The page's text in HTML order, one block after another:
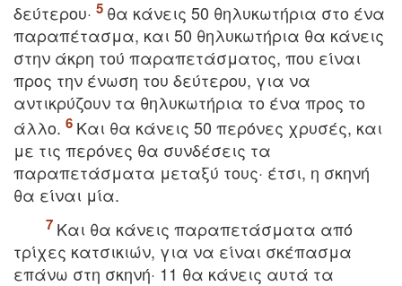
δεύτερου·
θα κάνεις 50 θηλυκωτήρια στο ένα
παραπέτασμα, και 50 θηλυκωτήρια θα κάνεις
στην άκρη τού παραπετάσματος, που είναι
προς την ένωση του δεύτερου, για να
αντικρύζουν τα θηλυκωτήρια το ένα προς το
άλλο.
Kαι θα κάνεις 50 περόνες χρυσές, και
με τις περόνες θα συνδέσεις τα
παραπετάσματα μεταξύ τους· έτσι, η σκηνή
θα είναι μία.
Kαι θα κάνεις παραπετάσματα από
τρίχες κατσικιών, για να είναι σκέπασμα
επάνω στη σκηνή· 11 θα κάνεις αυτά τα